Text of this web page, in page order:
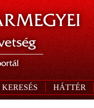
KERESÉS HÁTTÉR